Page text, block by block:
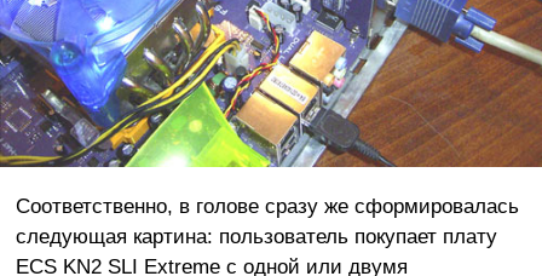
Соответственно, в голове сразу же сформировалась
следующая картина: пользователь покупает плату
ECS KN2 SLI Extreme с одной или двумя